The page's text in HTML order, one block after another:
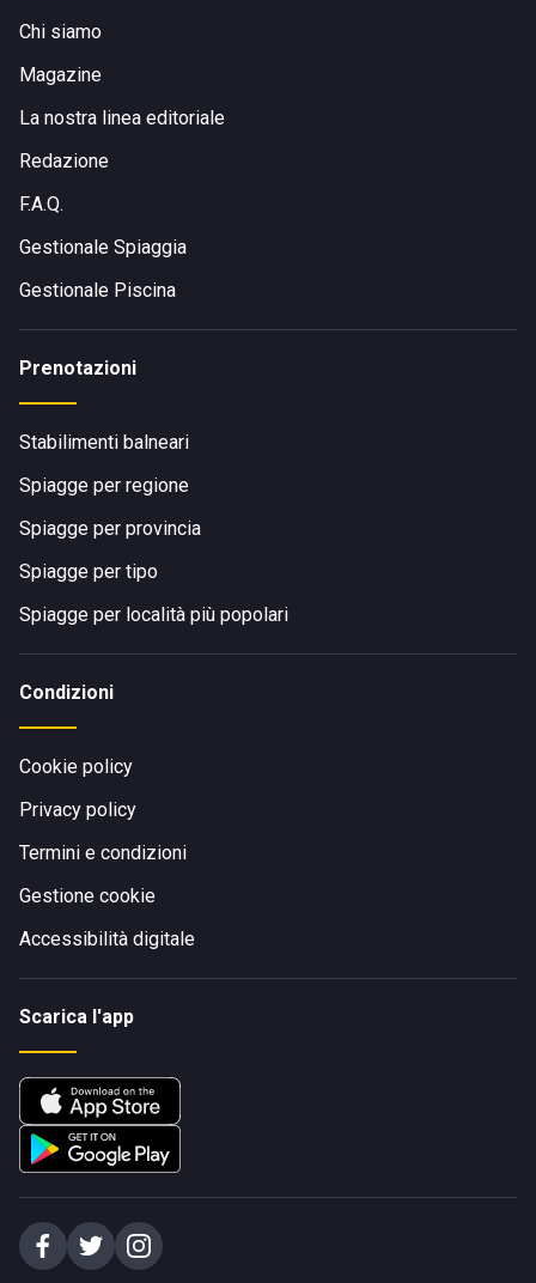
Chi siamo
Magazine
La nostra linea editoriale
Redazione
F.A.Q.
Gestionale Spiaggia
Gestionale Piscina
Prenotazioni
Stabilimenti balneari
Spiagge per regione
Spiagge per provincia
Spiagge per tipo
Spiagge per località più popolari
Condizioni
Cookie policy
Privacy policy
Termini e condizioni
Gestione cookie
Accessibilità digitale
Scarica l'app